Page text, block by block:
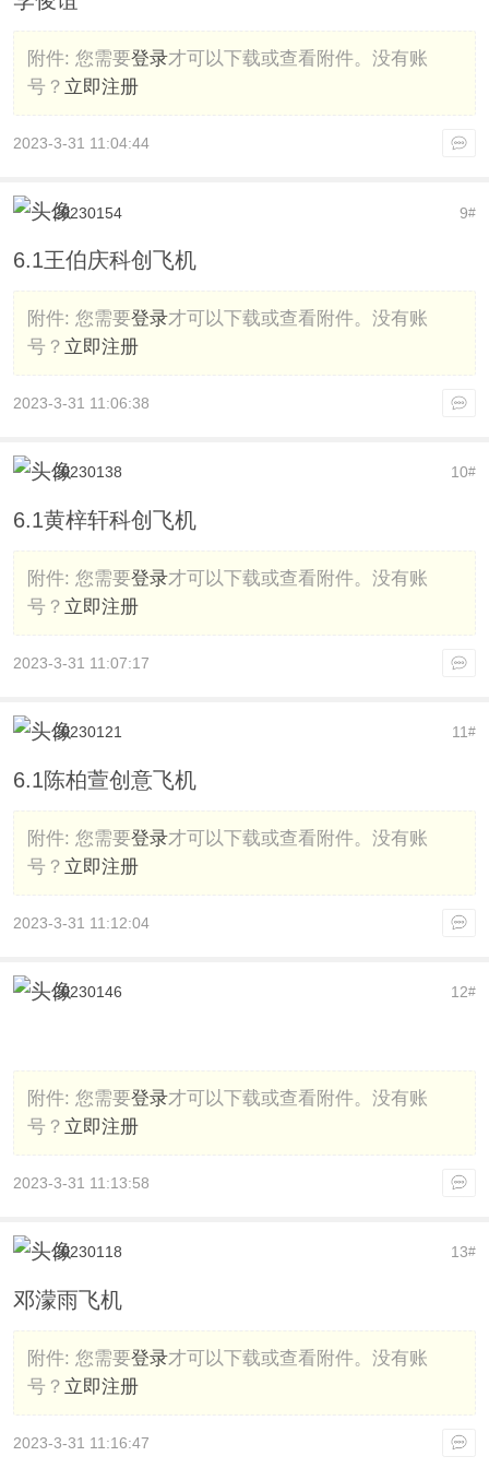
附件: 您需要登录才可以下载或查看附件。没有账
号？ 立即注册
2023-3-31 11:04:44
9#
20230154
6.1王伯庆科创飞机
附件: 您需要登录才可以下载或查看附件。没有账
号？ 立即注册
2023-3-31 11:06:38
10#
20230138
6.1黄梓轩科创飞机
附件: 您需要登录才可以下载或查看附件。没有账
号？ 立即注册
2023-3-31 11:07:17
11#
20230121
6.1陈柏萱创意飞机
附件: 您需要登录才可以下载或查看附件。没有账
号？ 立即注册
2023-3-31 11:12:04
12#
20230146
附件: 您需要登录才可以下载或查看附件。没有账
号？ 立即注册
2023-3-31 11:13:58
13#
20230118
邓濛雨飞机
附件: 您需要登录才可以下载或查看附件。没有账
号？ 立即注册
2023-3-31 11:16:47